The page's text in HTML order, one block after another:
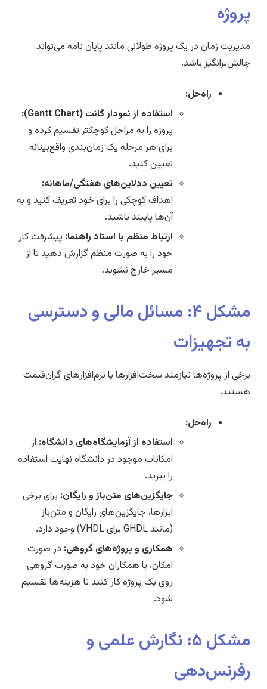
پروژه
مدیریت زمان در یک پروژه طولانی مانند پایان نامه می‌تواند
چالش‌برانگیز باشد.
راه‌حل:
استفاده از نمودار گانت (Gantt Chart):
پروژه را به مراحل کوچکتر تقسیم کرده و
برای هر مرحله یک زمان‌بندی واقع‌بینانه
تعیین کنید.
تعیین ددلاین‌های هفتگی/ماهانه:
اهداف کوچکی را برای خود تعریف کنید و به
آن‌ها پایبند باشید.
ارتباط منظم با استاد راهنما: پیشرفت کار
خود را به صورت منظم گزارش دهید تا از
مسیر خارج نشوید.
مشکل ۴: مسائل مالی و دسترسی
به تجهیزات
برخی از پروژه‌ها نیازمند سخت‌افزارها یا نرم‌افزارهای گران‌قیمت
هستند.
راه‌حل:
استفاده از آزمایشگاه‌های دانشگاه: از
امکانات موجود در دانشگاه نهایت استفاده
را ببرید.
جایگزین‌های متن‌باز و رایگان: برای برخی
ابزارها، جایگزین‌های رایگان و متن‌باز
(مانند GHDL برای VHDL) وجود دارد.
همکاری و پروژه‌های گروهی: در صورت
امکان، با همکاران خود به صورت گروهی
روی یک پروژه کار کنید تا هزینه‌ها تقسیم
شود.
مشکل ۵: نگارش علمی و
رفرنس‌دهی